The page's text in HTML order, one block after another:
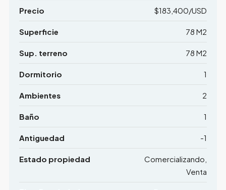
Precio $183,400/USD
Superficie 78 M2
Sup. terreno 78 M2
Dormitorio 1
Ambientes 2
Baño 1
Antiguedad -1
Estado propiedad
Comercializando,
Venta